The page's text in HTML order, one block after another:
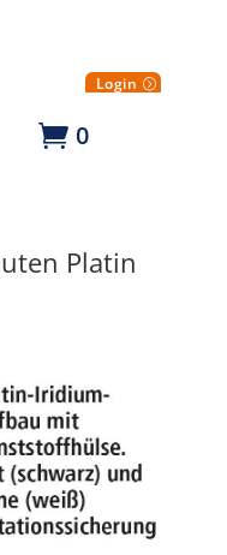
Login
0
Platin